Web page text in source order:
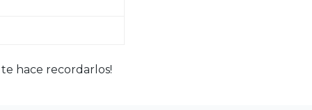
te hace recordarlos!